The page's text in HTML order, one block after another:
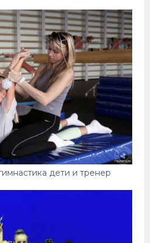
дети и тренер